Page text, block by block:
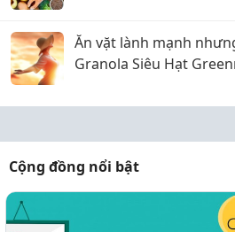
Ăn vặt lành mạnh
Granola Siêu Hạt
Cộng đồng nổi bật